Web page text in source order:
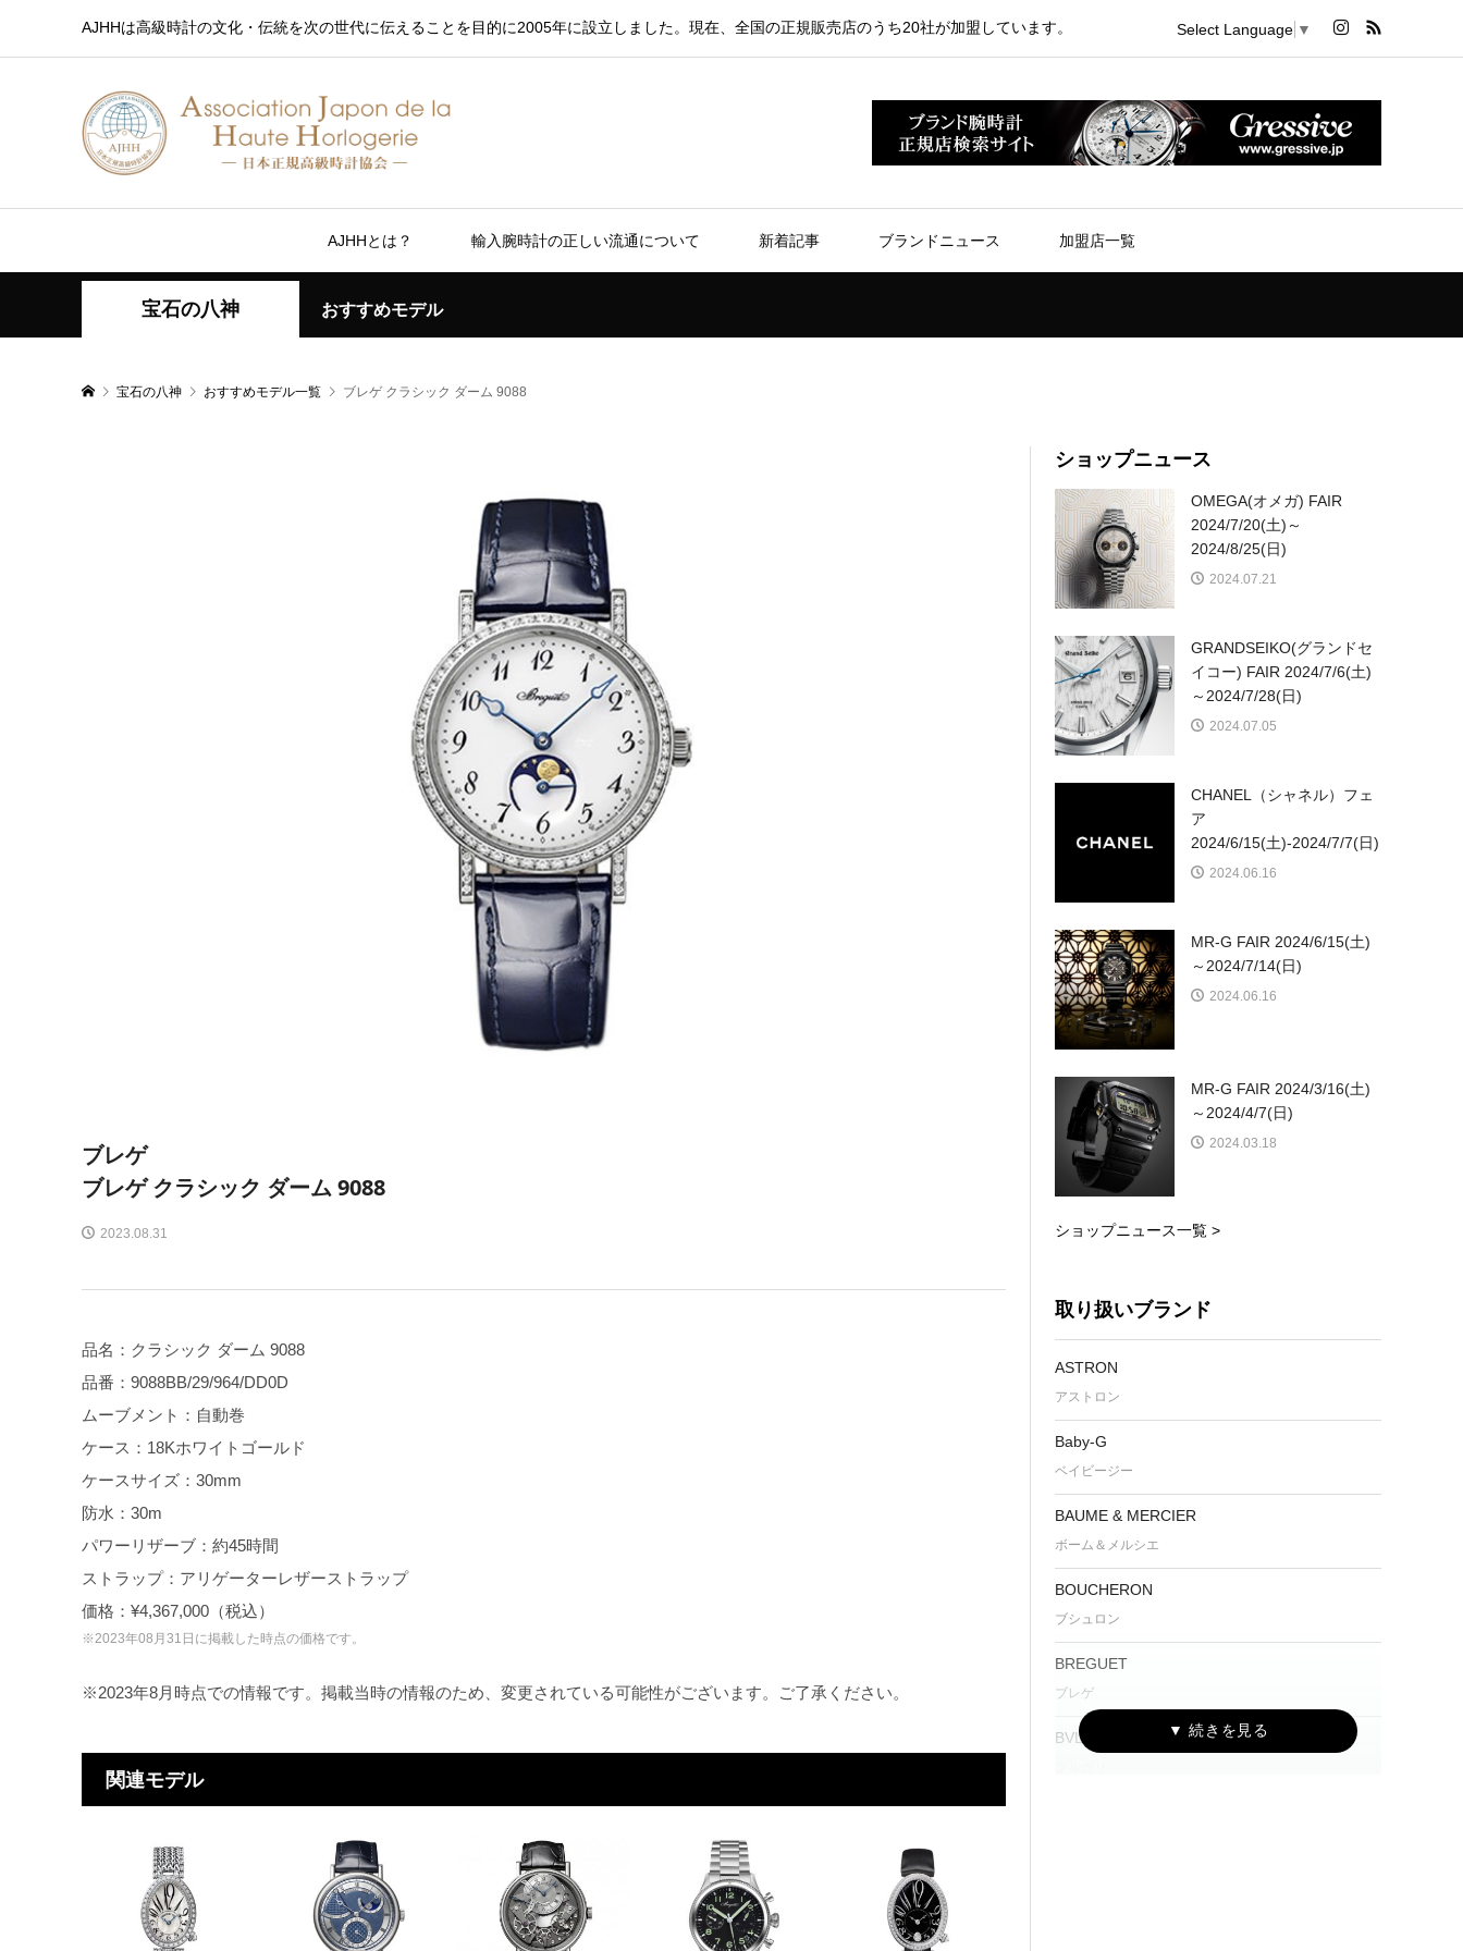
AJHHは高級時計の文化・伝統を次の世代に伝えることを目的に2005年に設立しました。現在、全国の正規販売店のうち20社が加盟しています。 Select Language ▼
AJHHとは？ 輸入腕時計の正しい流通について 新着記事 ブランドニュース 加盟店一覧
宝石の八神 おすすめモデル
宝石の八神 おすすめモデル一覧 ブレゲ クラシック ダーム 9088
ブレゲ
ブレゲ クラシック ダーム 9088
2023.08.31
品名：クラシック ダーム 9088
品番：9088BB/29/964/DD0D
ムーブメント：自動巻
ケース：18Kホワイトゴールド
ケースサイズ：30mm
防水：30m
パワーリザーブ：約45時間
ストラップ：アリゲーターレザーストラップ
価格：¥4,367,000（税込）
※2023年08月31日に掲載した時点の価格です。
※2023年8月時点での情報です。掲載当時の情報のため、変更されている可能性がございます。ご了承ください。
関連モデル
ショップニュース
OMEGA(オメガ) FAIR
2024/7/20(土)～
2024/8/25(日)
2024.07.21
GRANDSEIKO(グランドセ
イコー) FAIR 2024/7/6(土)
～2024/7/28(日)
2024.07.05
CHANEL（シャネル）フェ
ア
2024/6/15(土)-2024/7/7(日)
2024.06.16
MR-G FAIR 2024/6/15(土)
～2024/7/14(日)
2024.06.16
MR-G FAIR 2024/3/16(土)
～2024/4/7(日)
2024.03.18
ショップニュース一覧 >
取り扱いブランド
ASTRON
アストロン
Baby-G
ベイビージー
BAUME & MERCIER
ボーム＆メルシエ
BOUCHERON
ブシュロン
BREGUET
ブレゲ
BVLGARI